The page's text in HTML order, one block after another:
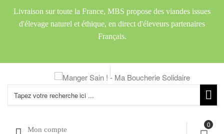
Livraison sur toute la France, MBS propose des viandes issues
d'élevage naturel et éthique, en direct d'éleveurs partenaires
Français.
Mon compte
0